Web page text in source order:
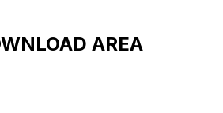
AREA